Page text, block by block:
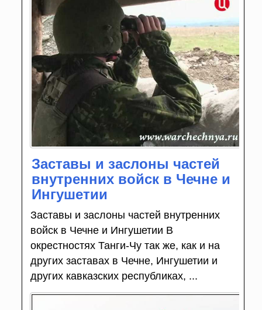
Заставы и заслоны частей
внутренних войск в Чечне и
Ингушетии
Заставы и заслоны частей внутренних
войск в Чечне и Ингушетии В
окрестностях Танги-Чу так же, как и на
других заставах в Чечне, Ингушетии и
других кавказских республиках, ...